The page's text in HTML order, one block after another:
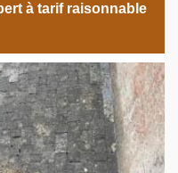
à tarif raisonnable